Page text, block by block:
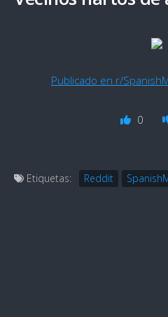
Publicado en r/
0
Etiquetas: Reddit